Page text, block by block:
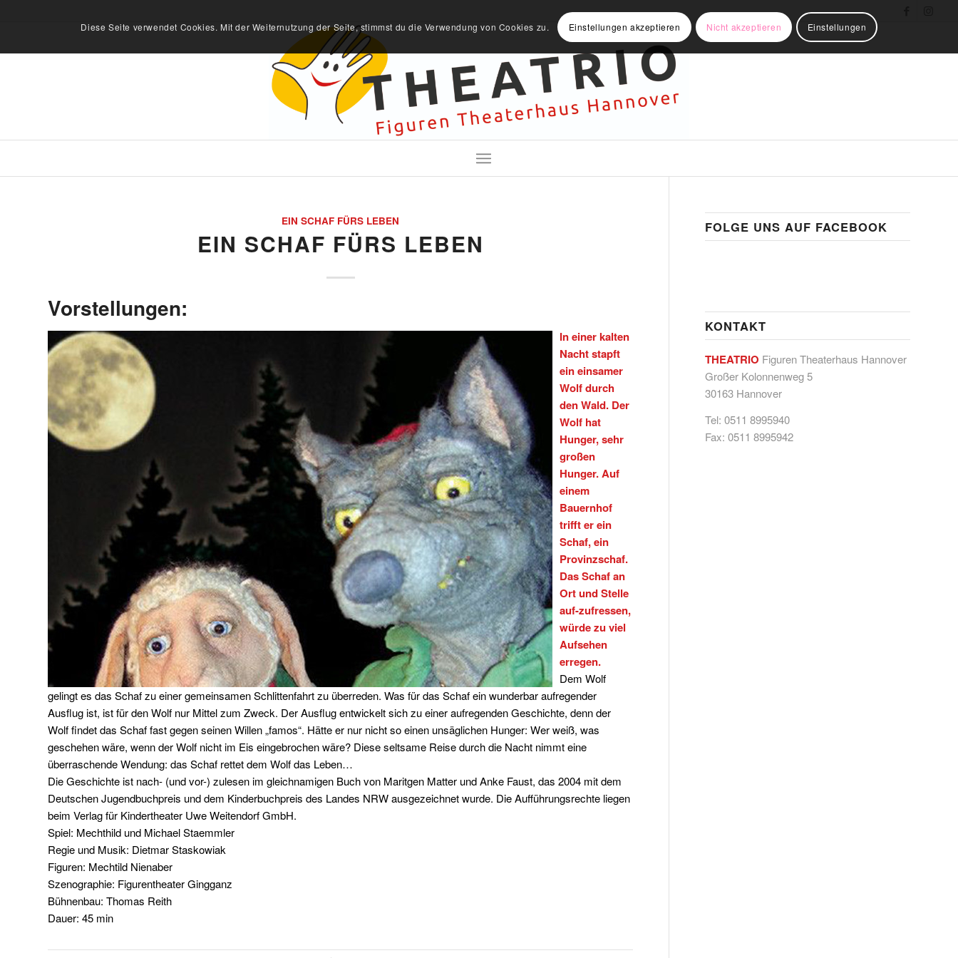
EIN SCHAF FÜRS LEBEN
EIN SCHAF FÜRS LEBEN
Vorstellungen:
In einer kalten
Nacht stapft
ein einsamer
Wolf durch
den Wald. Der
Wolf hat
Hunger, sehr
großen
Hunger. Auf
einem
Bauernhof
trifft er ein
Schaf, ein
Provinzschaf.
Das Schaf an
Ort und Stelle
auf-zufressen,
würde zu viel
Aufsehen
erregen.
Dem Wolf
gelingt es das Schaf zu einer gemeinsamen Schlittenfahrt zu überreden. Was für das Schaf ein wunderbar aufregender
Ausflug ist, ist für den Wolf nur Mittel zum Zweck. Der Ausflug entwickelt sich zu einer aufregenden Geschichte, denn der
Wolf findet das Schaf fast gegen seinen Willen „famos“. Hätte er nur nicht so einen unsäglichen Hunger: Wer weiß, was
geschehen wäre, wenn der Wolf nicht im Eis eingebrochen wäre? Diese seltsame Reise durch die Nacht nimmt eine
überraschende Wendung: das Schaf rettet dem Wolf das Leben…
Die Geschichte ist nach- (und vor-) zulesen im gleichnamigen Buch von Maritgen Matter und Anke Faust, das 2004 mit dem
Deutschen Jugendbuchpreis und dem Kinderbuchpreis des Landes NRW ausgezeichnet wurde. Die Aufführungsrechte liegen
beim Verlag für Kindertheater Uwe Weitendorf GmbH.
Spiel: Mechthild und Michael Staemmler
Regie und Musik: Dietmar Staskowiak
Figuren: Mechtild Nienaber
Szenographie: Figurentheater Gingganz
Bühnenbau: Thomas Reith
Dauer: 45 min
FOLGE UNS AUF FACEBOOK
KONTAKT
THEATRIO Figuren Theaterhaus Hannover
Großer Kolonnenweg 5
30163 Hannover
Tel: 0511 8995940
Fax: 0511 8995942
Diese Seite verwendet Cookies. Mit der Weiternutzung der Seite, stimmst du die Verwendung von Cookies zu. Einstellungen akzeptieren Nicht akzeptieren Einstellungen